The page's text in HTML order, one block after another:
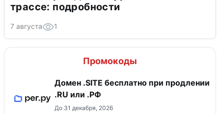
трассе: подробности
7 августа 1
Промокоды
Домен .SITE бесплатно при продлении
.RU или .РФ
До 31 декабря, 2026